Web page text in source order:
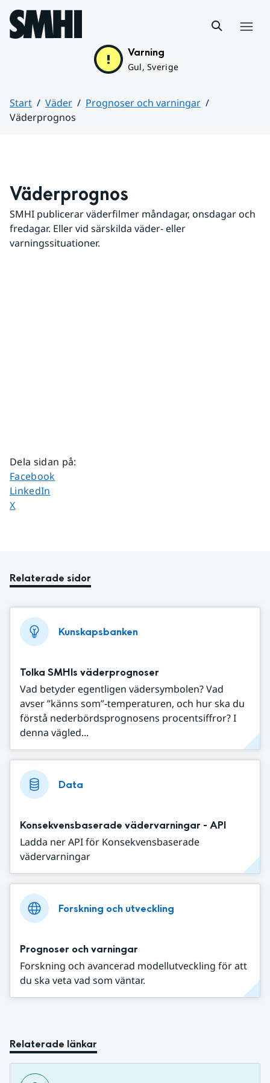
Hoppa till sidans innehåll
Varning
Gul, Sverige
Start Väder
Prognoser och varningar
Väderprognos
Väderprognos
SMHI publicerar väderfilmer måndagar, onsdagar och
fredagar. Eller vid särskilda väder- eller
varningssituationer.
Dela sidan på:
Dela sidan på
Facebook
Dela sidan på
LinkedIn
Dela sidan på
X
Relaterade sidor
Kunskapsbanken
Tolka SMHIs väderprognoser
Vad betyder egentligen vädersymbolen? Vad
avser ”känns som”-temperaturen, och hur ska du
förstå nederbördsprognosens procentsiffror? I
denna vägled...
Data
Konsekvensbaserade vädervarningar - API
Ladda ner API för Konsekvensbaserade
vädervarningar
Forskning och utveckling
Prognoser och varningar
Forskning och avancerad modellutveckling för att
du ska veta vad som väntar.
Relaterade länkar